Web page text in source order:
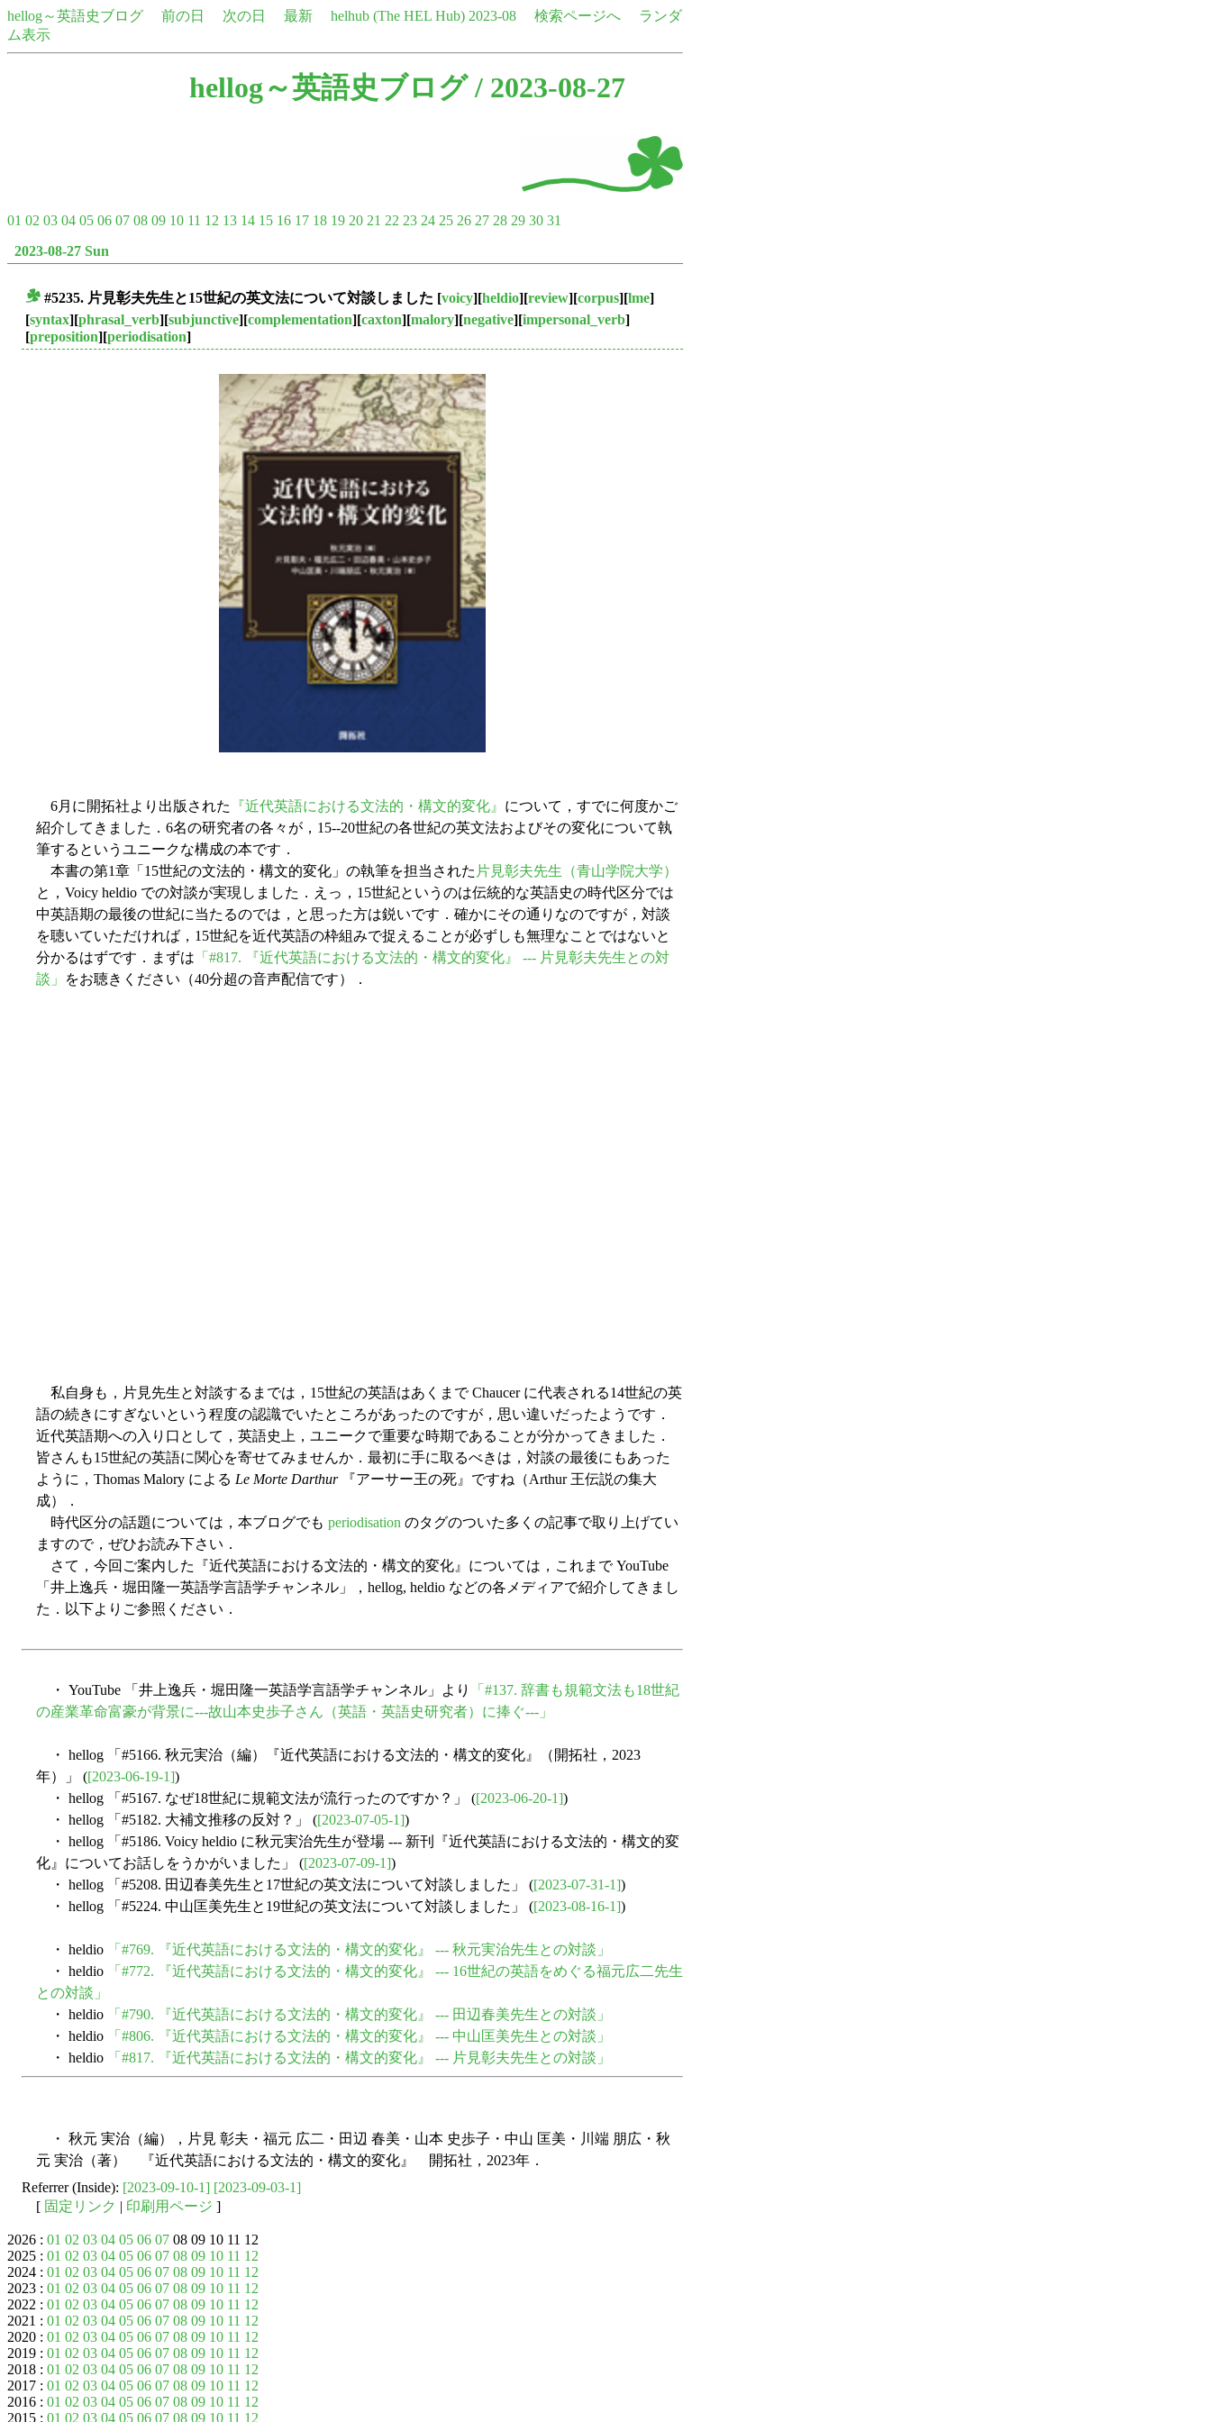
hellog～英語史ブログ 前の日 次の日 最新 helhub (The HEL Hub) 2023-08 検索ページへ
ランダ
ム表示
hellog～英語史ブログ/ 2023-08-27
01 02 03 04 05 06 07 08 09 10 11 12 13 14 15 16 17 18 19 20 21 22 23 24 25 26 27 28 29 30 31
2023-08-27 Sun
#5235. 片見彰夫先生と15世紀の英文法について対談しました [voicy][heldio][review][corpus][lme]
[syntax][phrasal_verb][subjunctive][complementation][caxton][malory][negative][impersonal_verb]
[preposition][periodisation]
6月に開拓社より出版された 『近代英語における文法的・構文的変化』 について，すでに何度かご
紹介してきました．6名の研究者の各々が，15--20世紀の各世紀の英文法およびその変化について執
筆するというユニークな構成の本です．
本書の第1章「15世紀の文法的・構文的変化」の執筆を担当された 片見彰夫先生（青山学院大学）
と，Voicy heldio での対談が実現しました．えっ，15世紀というのは伝統的な英語史の時代区分では
中英語期の最後の世紀に当たるのでは，と思った方は鋭いです．確かにその通りなのですが，対談
を聴いていただければ，15世紀を近代英語の枠組みで捉えることが必ずしも無理なことではないと
分かるはずです．まずは 「#817. 『近代英語における文法的・構文的変化』 --- 片見彰夫先生との対
談」
をお聴きください（40分超の音声配信です）．
私自身も，片見先生と対談するまでは，15世紀の英語はあくまで Chaucer に代表される14世紀の英
語の続きにすぎないという程度の認識でいたところがあったのですが，思い違いだったようです．
近代英語期への入り口として，英語史上，ユニークで重要な時期であることが分かってきました．
皆さんも15世紀の英語に関心を寄せてみませんか．最初に手に取るべきは，対談の最後にもあった
ように，Thomas Malory による Le Morte Darthur『アーサー王の死』ですね（Arthur 王伝説の集大
成）．
時代区分の話題については，本ブログでも periodisation のタグのついた多くの記事で取り上げてい
ますので，ぜひお読み下さい．
さて，今回ご案内した『近代英語における文法的・構文的変化』については，これまで YouTube
「井上逸兵・堀田隆一英語学言語学チャンネル」，hellog, heldio などの各メディアで紹介してきまし
た．以下よりご参照ください．
・ YouTube 「井上逸兵・堀田隆一英語学言語学チャンネル」より
「#137. 辞書も規範文法も18世紀
の産業革命富豪が背景に---故山本史歩子さん（英語・英語史研究者）に捧ぐ---」
・ hellog 「#5166. 秋元実治（編）『近代英語における文法的・構文的変化』（開拓社，2023
年）」 ([2023-06-19-1])
・ hellog 「#5167. なぜ18世紀に規範文法が流行ったのですか？」 ([2023-06-20-1])
・ hellog 「#5182. 大補文推移の反対？」 ([2023-07-05-1])
・ hellog 「#5186. Voicy heldio に秋元実治先生が登場 --- 新刊『近代英語における文法的・構文的変
化』についてお話しをうかがいました」 ([2023-07-09-1])
・ hellog 「#5208. 田辺春美先生と17世紀の英文法について対談しました」 ([2023-07-31-1])
・ hellog 「#5224. 中山匡美先生と19世紀の英文法について対談しました」 ([2023-08-16-1])
・ heldio
「#769. 『近代英語における文法的・構文的変化』 --- 秋元実治先生との対談」
・ heldio
「#772. 『近代英語における文法的・構文的変化』 --- 16世紀の英語をめぐる福元広二先生
との対談」
・ heldio
「#790. 『近代英語における文法的・構文的変化』 --- 田辺春美先生との対談」
・ heldio
「#806. 『近代英語における文法的・構文的変化』 --- 中山匡美先生との対談」
・ heldio
「#817. 『近代英語における文法的・構文的変化』 --- 片見彰夫先生との対談」
・ 秋元 実治（編），片見 彰夫・福元 広二・田辺 春美・山本 史歩子・中山 匡美・川端 朋広・秋
元 実治（著） 『近代英語における文法的・構文的変化』 開拓社，2023年．
Referrer (Inside): [2023-09-10-1] [2023-09-03-1]
[ 固定リンク | 印刷用ページ ]
2026 : 01 02 03 04 05 06 07 08 09 10 11 12
2025 : 01 02 03 04 05 06 07 08 09 10 11 12
2024 : 01 02 03 04 05 06 07 08 09 10 11 12
2023 : 01 02 03 04 05 06 07 08 09 10 11 12
2022 : 01 02 03 04 05 06 07 08 09 10 11 12
2021 : 01 02 03 04 05 06 07 08 09 10 11 12
2020 : 01 02 03 04 05 06 07 08 09 10 11 12
2019 : 01 02 03 04 05 06 07 08 09 10 11 12
2018 : 01 02 03 04 05 06 07 08 09 10 11 12
2017 : 01 02 03 04 05 06 07 08 09 10 11 12
2016 : 01 02 03 04 05 06 07 08 09 10 11 12
2015 : 01 02 03 04 05 06 07 08 09 10 11 12